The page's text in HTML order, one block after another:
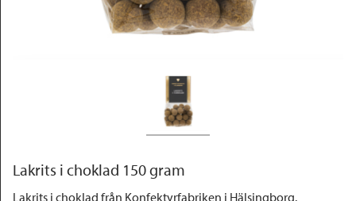
Lakrits i choklad 150 gram
Lakrits i choklad från Konfektyrfabriken i Hälsingborg.